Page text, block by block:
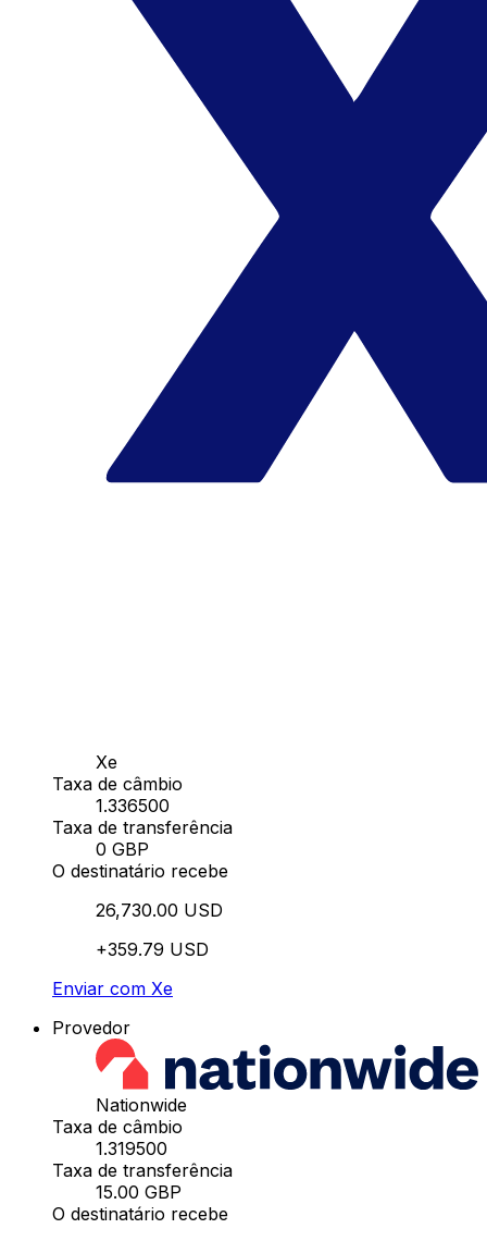
Xe
Taxa de câmbio
1.336500
Taxa de transferência
0 GBP
O destinatário recebe
26,730.00 USD
+359.79 USD
Enviar com Xe
Provedor
Nationwide
Taxa de câmbio
1.319500
Taxa de transferência
15.00 GBP
O destinatário recebe